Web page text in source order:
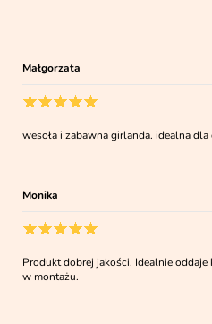
Małgorzata
wesoła i zabawna girlanda. idealna dla
Monika
Produkt dobrej jakości. Idealnie
w montażu.